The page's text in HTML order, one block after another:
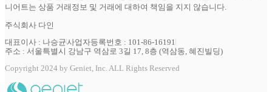
니어트는 상품 거래정보 및 거래에 대하여 책임을 지지 않습니다.
주식회사 다인
대표이사 : 나승균사업자등록번호 : 101-86-16191
주소 : 서울특별시 강남구 역삼로 3길 17, 8층 (역삼동, 혜진빌딩)
Copyright 2024 by Geniet, Inc. ALL Rights Reserved